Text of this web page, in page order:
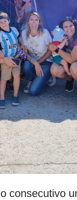
consecutivo